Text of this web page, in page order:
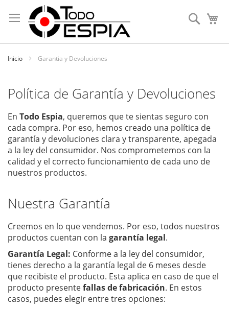
to
Content
Search
Inicio Garantia y Devoluciones
Política de Garantía y Devoluciones
En Todo Espia, queremos que te sientas seguro con
cada compra. Por eso, hemos creado una política de
garantía y devoluciones clara y transparente, apegada
a la ley del consumidor. Nos comprometemos con la
calidad y el correcto funcionamiento de cada uno de
nuestros productos.
Nuestra Garantía
Creemos en lo que vendemos. Por eso, todos nuestros
productos cuentan con la garantía legal.
Garantía Legal: Conforme a la ley del consumidor,
tienes derecho a la garantía legal de 6 meses desde
que recibiste el producto. Esta aplica en caso de que el
producto presentefallas de fabricación. En estos
casos, puedes elegir entre tres opciones: